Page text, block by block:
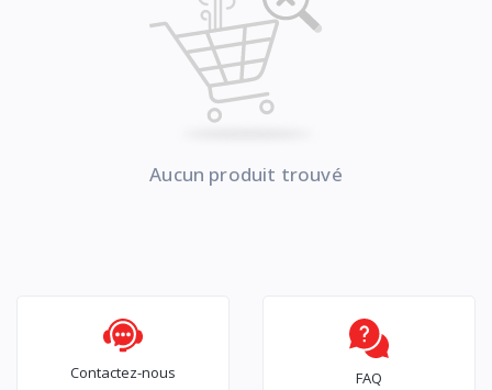
Aucun produit trouvé
Contactez-nous FAQ